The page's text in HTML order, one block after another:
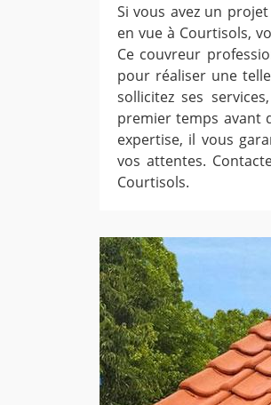
Si vous avez un
en vue à Courtisols,
Ce couvreur
pour réaliser une
sollicitez ses
premier temps avant
expertise, il vous
vos attentes.
Courtisols.